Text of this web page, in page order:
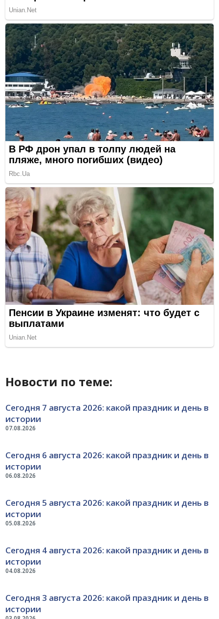
Новости по теме:
07.08.2026
Сегодня 7 августа 2026: какой праздник и день в
истории
06.08.2026
Сегодня 6 августа 2026: какой праздник и день в
истории
05.08.2026
Сегодня 5 августа 2026: какой праздник и день в
истории
04.08.2026
Сегодня 4 августа 2026: какой праздник и день в
истории
Сегодня 3 августа 2026: какой праздник и день в
истории